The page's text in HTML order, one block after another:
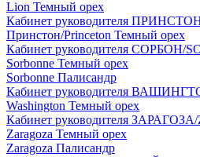
Lion Темный орех
Кабинет руководителя
Принстон/Princeton Темный орех
Кабинет руководителя СОРБОН/
Sorbonne Темный орех
Sorbonne Палисандр
Кабинет руководителя
Washington Темный орех
Кабинет руководителя
Zaragoza Темный орех
Zaragoza Палисандр